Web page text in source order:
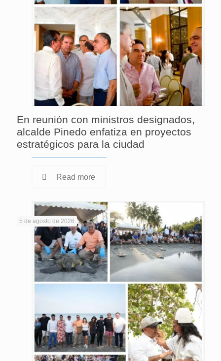
En reunión con ministros designados,
alcalde Pinedo enfatiza en proyectos
estratégicos para la ciudad
Read more
5 de agosto de 2026